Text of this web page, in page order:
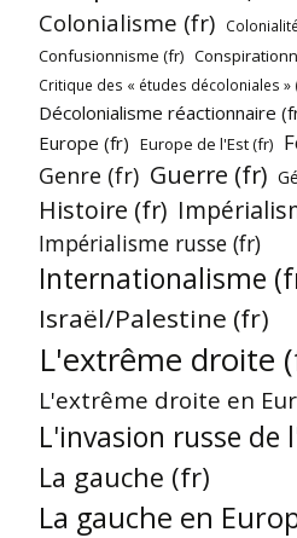
Colonialisme (fr)
Confusionnisme (fr)
Critique des « études décoloniales »
Décolonialisme réactionnaire
Europe (fr) Europe de l'Est (fr)
Genre (fr) Guerre (fr)
Histoire (fr)
Impérialisme russe (fr)
Internationalisme
Israël/Palestine (fr)
L'extrême droite
L'extrême droite en
L'invasion russe de
La gauche (fr)
La gauche en